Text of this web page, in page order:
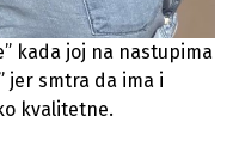
kada joj na nastupima
jer smtra da ima i
kvalitetne.